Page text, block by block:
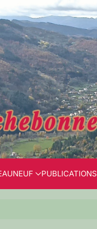
PUBLICATIONS